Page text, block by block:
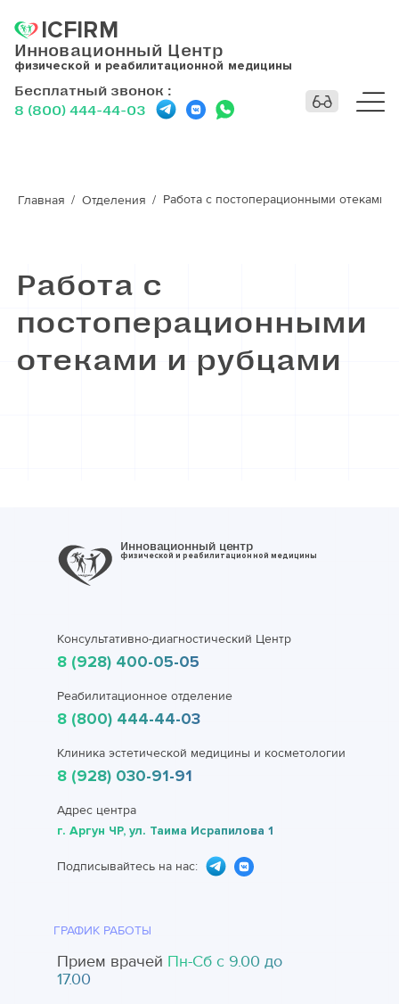
ICFIRM
Инновационный Центр
физической и реабилитационной медицины
Бесплатный звонок :
8 (800) 444-44-03
Главная Отделения Работа с постоперационными отеками
Работа с
постоперационными
отеками и рубцами
Инновационный центр
физической и реабилитационной медицины
Консультативно-диагностический Центр
8 (928) 400-05-05
Реабилитационное отделение
8 (800) 444-44-03
Клиника эстетической медицины и косметологии
8 (928) 030-91-91
Адрес центра
г. Аргун ЧР, ул. Таима Исрапилова 1
Подписывайтесь на нас:
ГРАФИК РАБОТЫ
Прием врачей Пн-Cб с 9.00 до
17.00